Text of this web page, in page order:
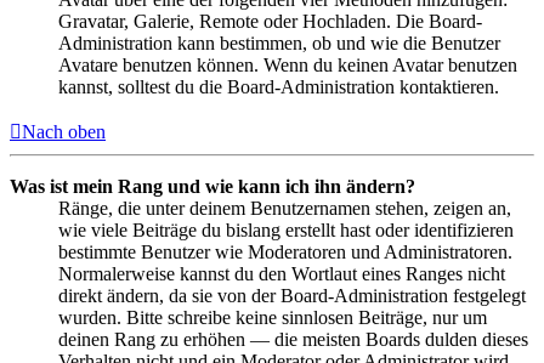
Gravatar, Galerie, Remote oder Hochladen. Die Board-
Administration kann bestimmen, ob und wie die Benutzer
Avatare benutzen können. Wenn du keinen Avatar benutzen
kannst, solltest du die Board-Administration kontaktieren.
Nach oben
Was ist mein Rang und wie kann ich ihn ändern?
Ränge, die unter deinem Benutzernamen stehen, zeigen an,
wie viele Beiträge du bislang erstellt hast oder identifizieren
bestimmte Benutzer wie Moderatoren und Administratoren.
Normalerweise kannst du den Wortlaut eines Ranges nicht
direkt ändern, da sie von der Board-Administration festgelegt
wurden. Bitte schreibe keine sinnlosen Beiträge, nur um
deinen Rang zu erhöhen — die meisten Boards dulden dieses